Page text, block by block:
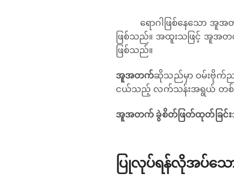
ရောဂါဖြစ်နေသော
ဖြစ်သည်။ အထူးသဖြင့် အူအတ
ဖြစ်သည်။
အူအတက်ဆိုသည်မှာ ဝမ်းဗိုက်
ငယ်သည့် လက်သန်းအရွယ် တစ်ဖက်
အူအတက် ခွဲစိတ်ဖြတ်ထုတ်ခြင်း
ပြုလုပ်ရန်လိုအပ်သော